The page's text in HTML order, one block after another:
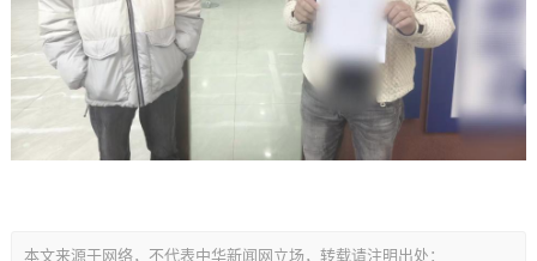
本文来源于网络，不代表中华新闻网立场，转载请注明出处：